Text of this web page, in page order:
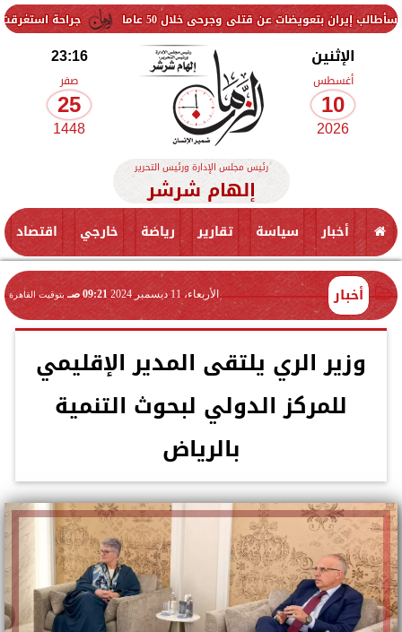
جراحة استغرقت 5 ساعات.. استئصال ورم وإعادة بناء الفك السفلي لمريضة في المنيا عن قتلى وجرحى خلال 50 عاما
الإثنين
أغسطس
10
2026
23:16
صفر
25
1448
رئيس مجلس الإدارة ورئيس التحرير
إلهام شرشر
أخبار سياسة تقارير رياضة خارجي اقتصاد
أخبار الأربعاء، 11 ديسمبر 2024 09:21 صـ بتوقيت القاهرة
وزير الري يلتقى المدير الإقليمي
للمركز الدولي لبحوث التنمية
بالرياض